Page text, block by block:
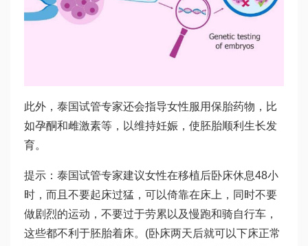
此外，泰国试管专家还会指导女性服用保胎药物，比
如孕酮和雌激素等，以维持妊娠，使胚胎顺利生长发
育。
提示：泰国试管专家建议女性在移植后卧床休息48小
时，而且不要起床过猛，可以倚靠在床上，同时不要
做剧烈的运动，不要过于劳累以及慢跑和骑自行车，
这些都不利于胚胎着床。(卧床两天后就可以下床正常